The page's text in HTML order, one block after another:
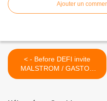
Ajouter un
< - Before DEFI invite
MALSTROM / GASTON
COUTE le 14 novembre au